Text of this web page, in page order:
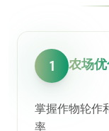
1 农场
掌握作物轮作
率